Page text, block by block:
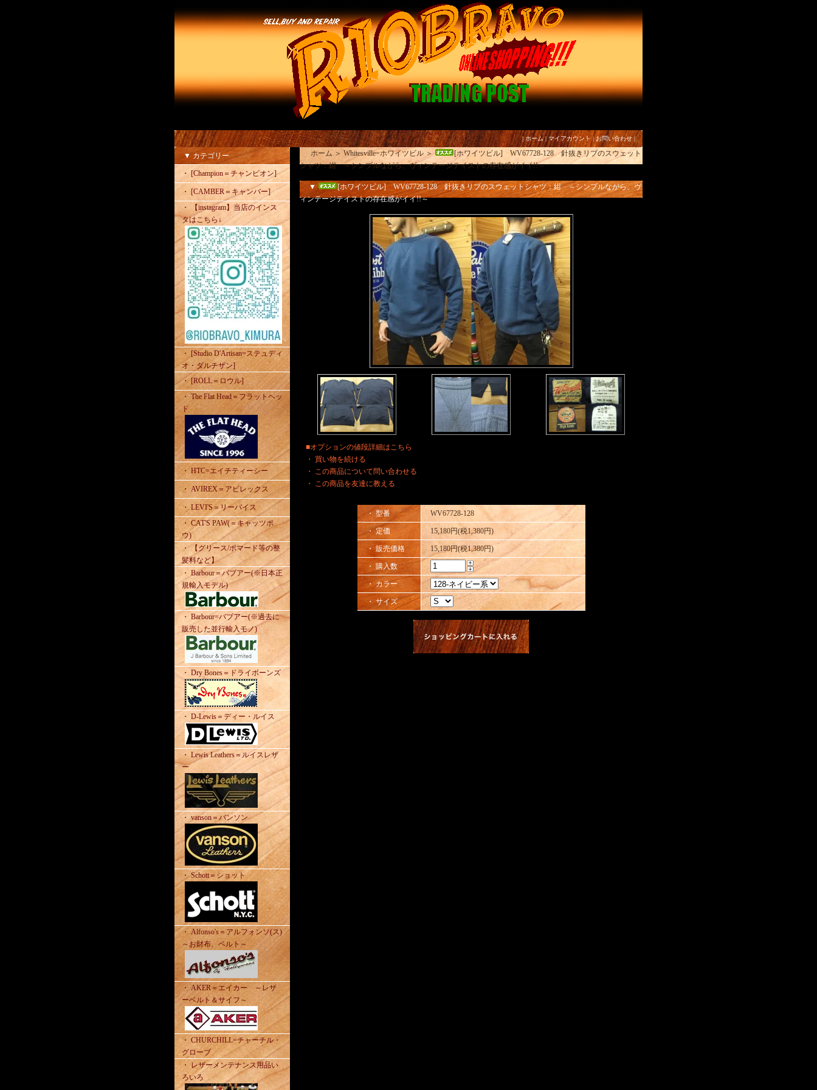
|ホーム|マイアカウント | お問い合わせ |
▼ カテゴリー
・ [Champion＝チャンピオン]
・ [CAMBER＝キャンバー]
・ 【instagram】当店のインス
タはこちら↓
・ [Studio D'Artisan=ステュディ
オ・ダルチザン]
・ [ROLL＝ロウル]
・ The Flat Head＝フラットヘッ
ド
・ HTC=エイチティーシー
・ AVIREX＝アビレックス
・ LEVI'S＝リーバイス
・ CAT'S PAW(＝キャッツポ
ウ)
・ 【グリース/ポマード等の整
髪料など】
・ Barbour＝バブアー(※日本正
規輸入モデル)
・ Barbour=バブアー(※過去に
販売した並行輸入モノ)
・ Dry Bones＝ドライボーンズ
・ D-Lewis＝ディー・ルイス
・ Lewis Leathers＝ルイスレザ
ー
・ vanson＝バンソン
・ Schott＝ショット
・ Alfonso's＝アルフォンソ(ス)
～お財布、ベルト～
・ AKER＝エイカー ～レザ
ーベルト＆サイフ～
・ CHURCHILL=チャーチル・
グローブ
・ レザーメンテナンス用品い
ろいろ
ホーム ＞ Whitesville=ホワイツビル ＞
[ホワイツビル] WV67728-128 針抜きリブのスウェット
シャツ：紺 ～シンプルながら、ヴィンテージテイストの存在感がイイ!!～
▼
[ホワイツビル] WV67728-128 針抜きリブのスウェットシャツ：紺 ～シンプルながら、ヴ
ィンテージテイストの存在感がイイ!!～
■オプションの値段詳細はこちら
・ 買い物を続ける
・
この商品について問い合わせる
・
この商品を友達に教える
・ 型番 WV67728-128
・ 定価 15,180円(税1,380円)
・ 販売価格 15,180円(税1,380円)
・ 購入数
・ カラー
・ サイズ